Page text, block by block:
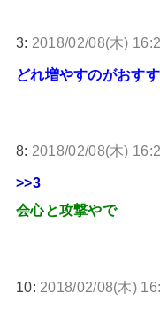
3: 2018/02/08(木)
どれ増やすのがおす
8: 2018/02/08(木)
>>3
会心と攻撃やで
10: 2018/02/08(木)